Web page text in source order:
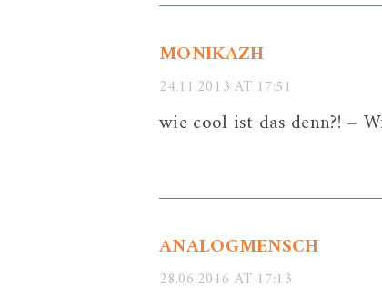
MONIKAZH
24.11.2013 AT 17:51
wie cool ist das denn?! –
ANALOGMENSCH
28.06.2016 AT 17:13